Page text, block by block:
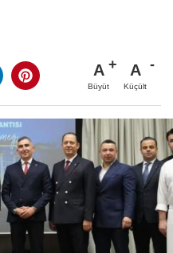
A
Büyüt
A
Küçült